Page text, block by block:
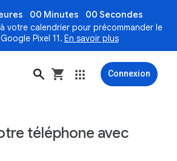
00 Minutes
00 Secondes
votre calendrier pour précommander le
Pixel 11. En savoir plus
Connexion
téléphone avec